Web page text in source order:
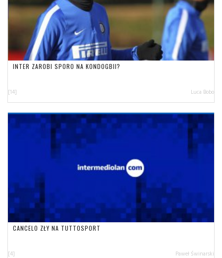
INTER ZAROBI SPORO NA KONDOGBII?
[14] Luca Bobo
CANCELO ZŁY NA TUTTOSPORT
[4] Paweł Świnarski